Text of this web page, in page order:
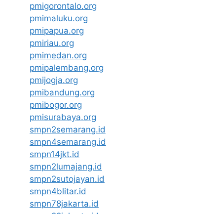
pmigorontalo.org
pmimaluku.org
pmipapua.org
pmiriau.org
pmimedan.org
pmipalembang.org
pmijogja.org
pmibandung.org
pmibogor.org
pmisurabaya.org
smpn2semarang.id
smpn4semarang.id
smpn14jkt.id
smpn2lumajang.id
smpn2sutojayan.id
smpn4blitar.id
smpn78jakarta.id